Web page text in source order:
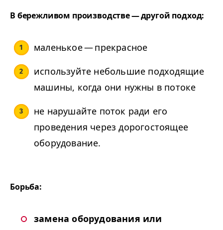
В бережливом производстве — другой подход:
маленькое — прекрасное
используйте небольшие подходящие
машины, когда они нужны в потоке
не нарушайте поток ради его
проведения через дорогостоящее
оборудование.
Борьба:
замена оборудования или